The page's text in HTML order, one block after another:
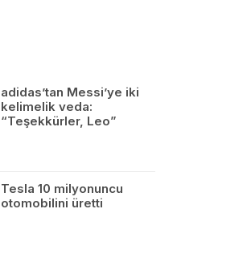
adidas’tan Messi’ye iki
kelimelik veda:
“Teşekkürler, Leo”
Tesla 10 milyonuncu
otomobilini üretti